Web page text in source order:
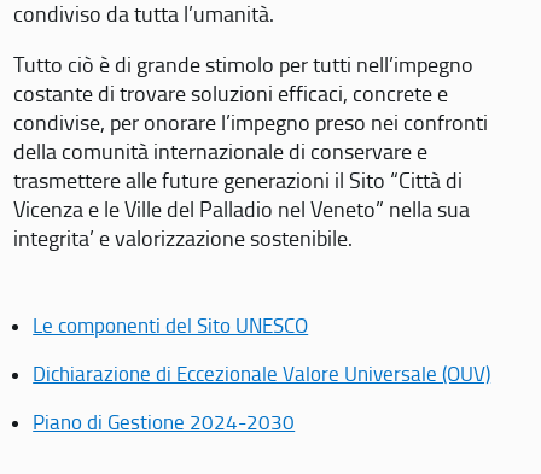
condiviso da tutta l’umanità.
Tutto ciò è di grande stimolo per tutti nell’impegno
costante di trovare soluzioni efficaci, concrete e
condivise, per onorare l’impegno preso nei confronti
della comunità internazionale di conservare e
trasmettere alle future generazioni il Sito “Città di
Vicenza e le Ville del Palladio nel Veneto” nella sua
integrita’ e valorizzazione sostenibile.
Le componenti del Sito UNESCO
Dichiarazione di Eccezionale Valore Universale (OUV)
Piano di Gestione 2024-2030